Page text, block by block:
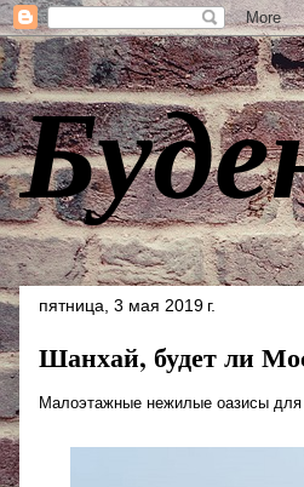
пятница, 3 мая 2019 г.
Шанхай, будет ли
Малоэтажные нежилые оазисы